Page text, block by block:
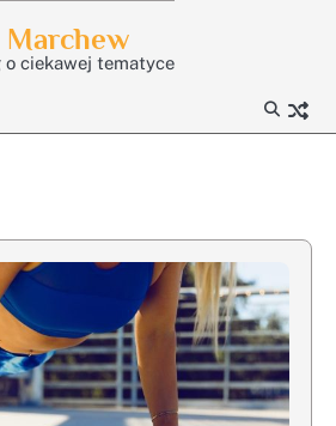
Marchew
o ciekawej tematyce